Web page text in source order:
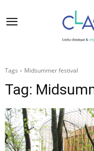
Tags Midsummer festival
Tag: